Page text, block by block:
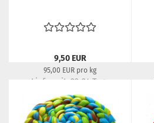
9,50 EUR
95,00 EUR pro kg
Lieferzeit: 22-24 Tage